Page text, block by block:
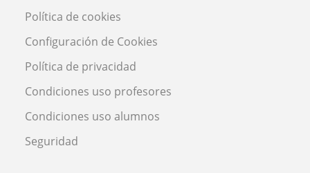
Política de cookies
Configuración de Cookies
Política de privacidad
Condiciones uso profesores
Condiciones uso alumnos
Seguridad